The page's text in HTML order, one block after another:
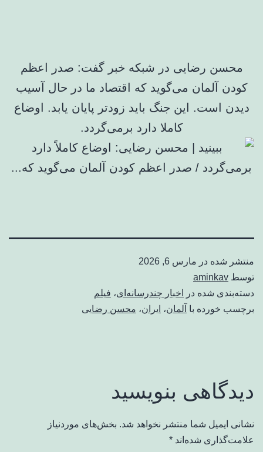
محسن رضایی در شبکه خبر گفت: صدر اعظم
کودن آلمان می‌گوید که اقتصاد ما در حال آسیب
دیدن است. این جنگ باید زودتر پایان یابد. اوضاع
کاملا دارد برمی‌گردد.
منتشر شده در مارس 6, 2026
توسط aminkav
دسته‌بندی شده در
اخبار چندرسانه‌ای، فیلم
برچسب خورده با آلمان، ایران، محسن رضایی
دیدگاهی بنویسید
نشانی ایمیل شما منتشر نخواهد شد. بخش‌های موردنیاز
علامت‌گذاری شده‌اند *